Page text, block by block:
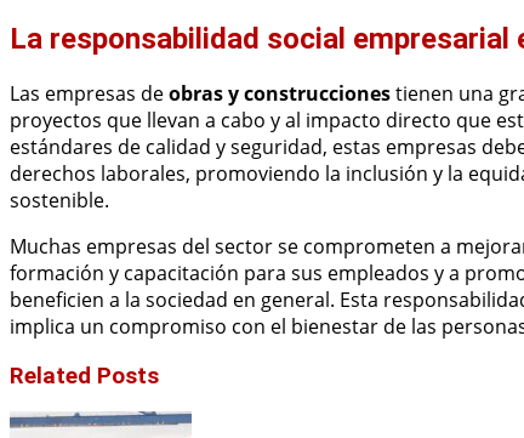
La responsabilidad social
Las empresas deobras y construccionestienen una
proyectos que llevan a cabo y al impacto directo que
estándares de calidad y seguridad, estas empresas
derechos laborales, promoviendo la inclusión y la
sostenible.
Muchas empresas del sector se comprometen a
formación y capacitación para sus empleados y a
beneficien a la sociedad en general. Esta
implica un compromiso con el bienestar de las
Related Posts